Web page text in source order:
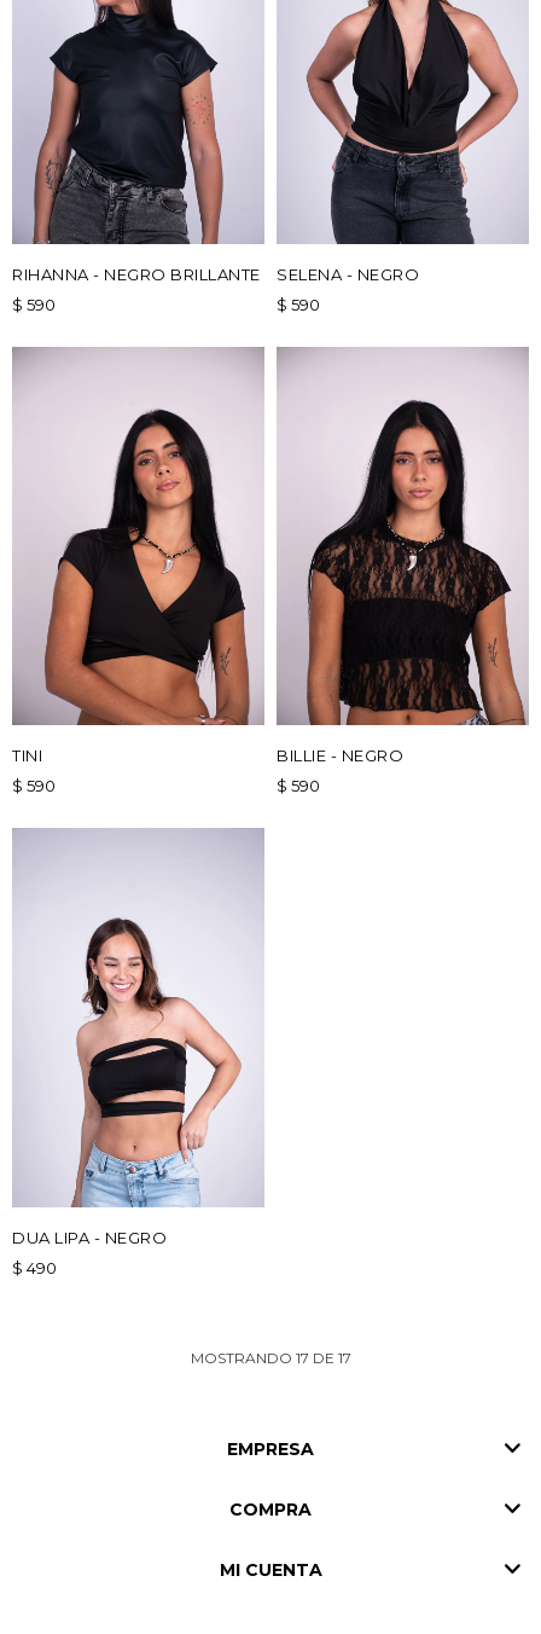
RIHANNA - NEGRO BRILLANTE
$ 590
SELENA - NEGRO
$ 590
TINI
$ 590
BILLIE - NEGRO
$ 590
DUA LIPA - NEGRO
$ 490
MOSTRANDO 17 DE 17
EMPRESA
COMPRA
MI CUENTA